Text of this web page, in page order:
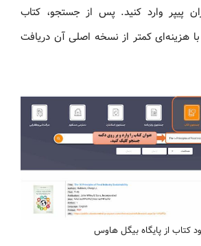
پیپر وارد کنید. پس از جستجو، کتاب
با هزینه‌ای کمتر از نسخه اصلی آن دریافت
کتاب از پایگاه بیگل هاوس